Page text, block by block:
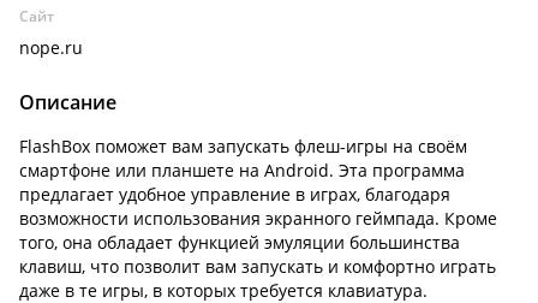
Сайт
nope.ru
Описание
FlashBox поможет вам запускать флеш-игры на своём
смартфоне или планшете на Android. Эта программа
предлагает удобное управление в играх, благодаря
возможности использования экранного геймпада. Кроме
того, она обладает функцией эмуляции большинства
клавиш, что позволит вам запускать и комфортно играть
даже в те игры, в которых требуется клавиатура.